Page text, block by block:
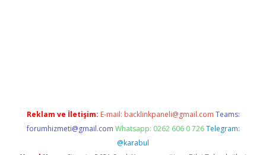
Reklam ve İletişim: E-mail: backlinkpaneli@gmail.com Teams:
forumhizmeti@gmail.com Whatsapp: 0262 606 0 726 Telegram:
@karabul